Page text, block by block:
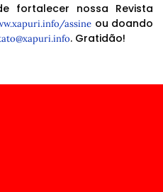
fortalecer nossa Revista
assine ou doando
. Gratidão!